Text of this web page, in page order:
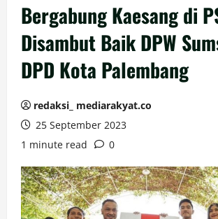
Bergabung Kaesang di
Disambut Baik DPW
DPD Kota Palembang
redaksi_ mediarakyat.co
25 September 2023
1 minute read
0